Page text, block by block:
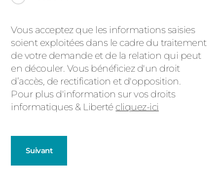
Message
d'état
Vous acceptez que les informations saisies
soient exploitées dans le cadre du traitement
de votre demande et de la relation qui peut
en découler. Vous bénéficiez d'un droit
d’accès, de rectification et d'opposition.
Pour plus d'information sur vos droits
informatiques & Liberté cliquez-ici
Suivant